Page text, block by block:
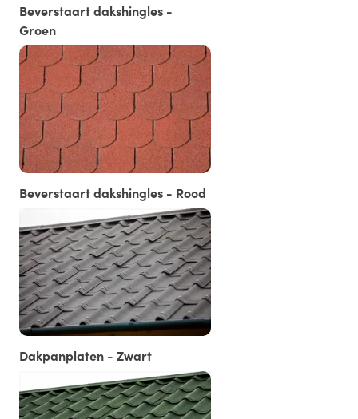
Beverstaart dakshingles -
Groen
Beverstaart dakshingles - Rood
Dakpanplaten - Zwart